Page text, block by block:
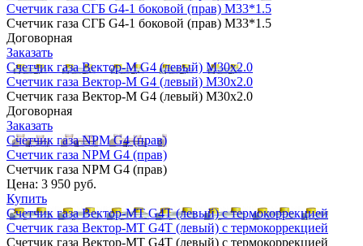
Счетчик газа СГБ G4-1 боковой (прав) М33*1.5
Счетчик газа СГБ G4-1 боковой (прав) М33*1.5
Договорная
Заказать
Счетчик газа Вектор-М G4 (левый) М30х2.0
Счетчик газа Вектор-М G4 (левый) М30х2.0
Счетчик газа Вектор-М G4 (левый) М30х2.0
Договорная
Заказать
Счетчик газа NPM G4 (прав)
Счетчик газа NPM G4 (прав)
Счетчик газа NPM G4 (прав)
Цена: 3 950 руб.
Купить
Счетчик газа Вектор-МТ G4Т (левый) с термокоррекцией
Счетчик газа Вектор-МТ G4Т (левый) с термокоррекцией
Счетчик газа Вектор-МТ G4Т (левый) с термокоррекцией